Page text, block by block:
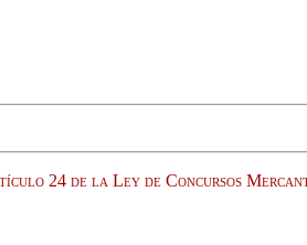
24 de la Ley de Concursos